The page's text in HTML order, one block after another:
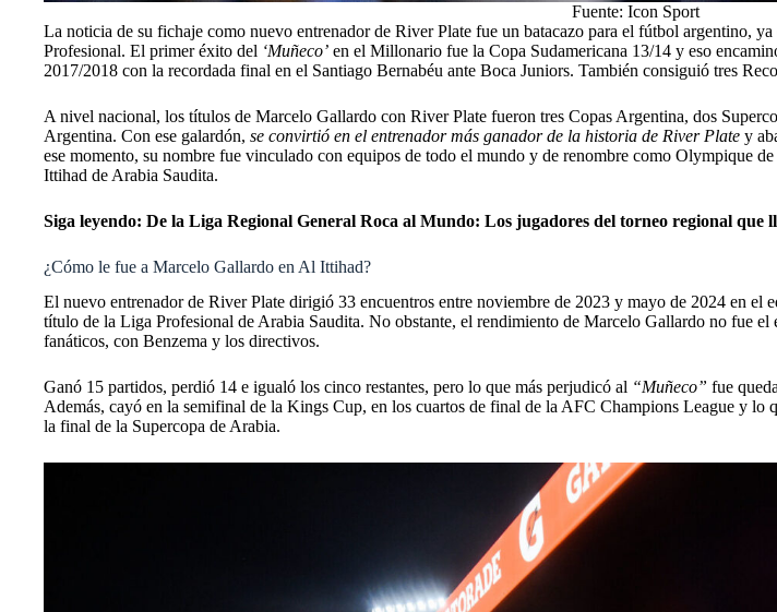
Fuente: Icon Sport
La noticia de su fichaje como nuevo entrenador de River Plate fue un batacazo para el fútbol argentino,
Profesional. El primer éxito del ‘Muñeco’ en el Millonario fue la Copa Sudamericana 13/14 y eso
2017/2018 con la recordada final en el Santiago Bernabéu ante Boca Juniors. También consiguió tres
A nivel nacional, los títulos de Marcelo Gallardo con River Plate fueron tres Copas Argentina, dos
Argentina. Con ese galardón, se convirtió en el entrenador más ganador de la historia de River Plate y
ese momento, su nombre fue vinculado con equipos de todo el mundo y de renombre como Olympique
Ittihad de Arabia Saudita.
Siga leyendo: De la Liga Regional General Roca al Mundo: Los jugadores del torneo regional que
¿Cómo le fue a Marcelo Gallardo en Al Ittihad?
El nuevo entrenador de River Plate dirigió 33 encuentros entre noviembre de 2023 y mayo de 2024 en el
título de la Liga Profesional de Arabia Saudita. No obstante, el rendimiento de Marcelo Gallardo no fue el
fanáticos, con Benzema y los directivos.
Ganó 15 partidos, perdió 14 e igualó los cinco restantes, pero lo que más perjudicó al “Muñeco” fue
Además, cayó en la semifinal de la Kings Cup, en los cuartos de final de la AFC Champions League y lo
la final de la Supercopa de Arabia.